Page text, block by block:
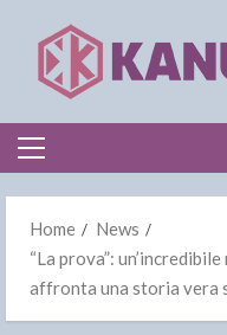
content
Primary
Home
News
“La prova”:
affronta una storia vera